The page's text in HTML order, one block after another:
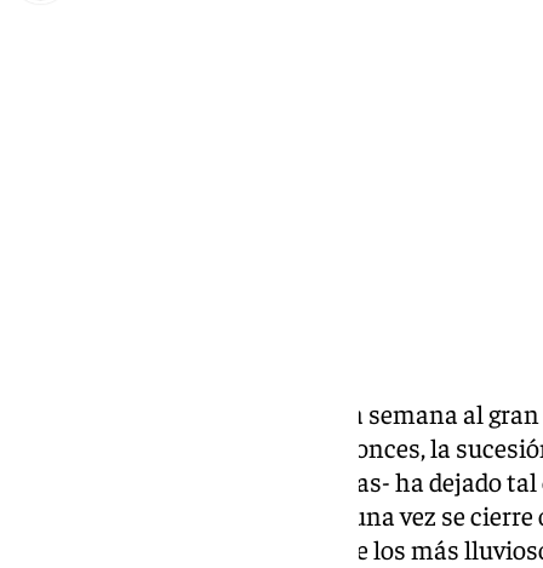
Málaga ha puesto el broche esta semana al
pasado 28 de febrero. Desde entonces, la
‘Laurence’ o ‘Martinho’ entre ellas- ha dejado
que una vez se
pasará a la historia como uno de los más